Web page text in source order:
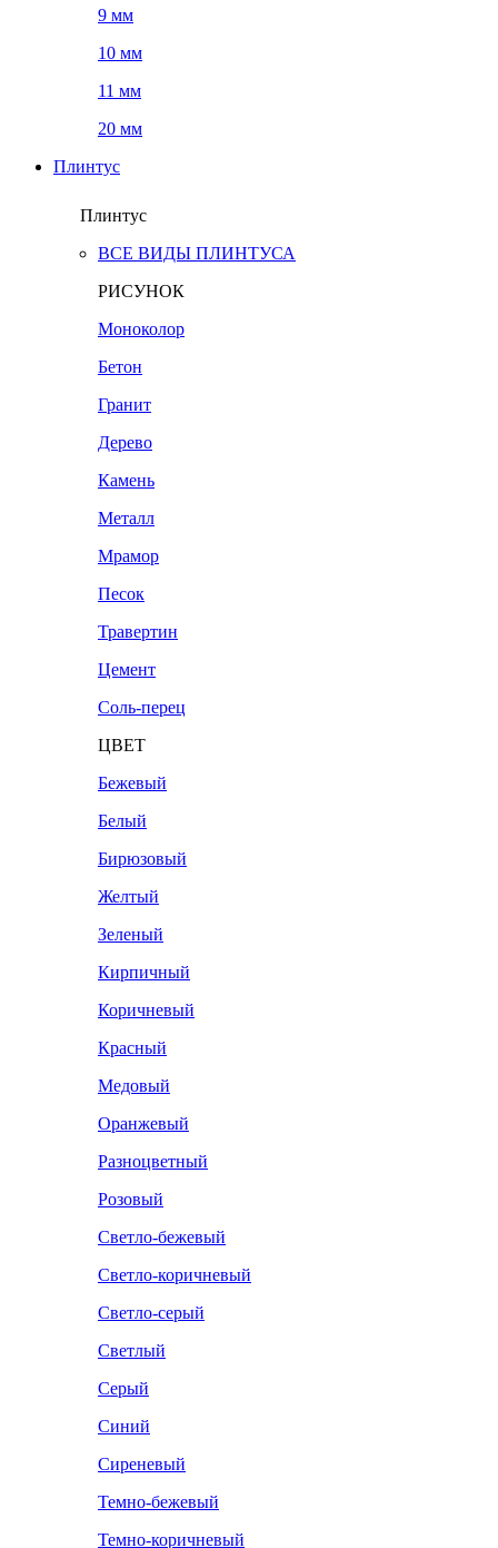
9 мм
10 мм
11 мм
20 мм
Плинтус
Плинтус
ВСЕ ВИДЫ ПЛИНТУСА
РИСУНОК
Моноколор
Бетон
Гранит
Дерево
Камень
Металл
Мрамор
Песок
Травертин
Цемент
Соль-перец
ЦВЕТ
Бежевый
Белый
Бирюзовый
Желтый
Зеленый
Кирпичный
Коричневый
Красный
Медовый
Оранжевый
Разноцветный
Розовый
Светло-бежевый
Светло-коричневый
Светло-серый
Светлый
Серый
Синий
Сиреневый
Темно-бежевый
Темно-коричневый